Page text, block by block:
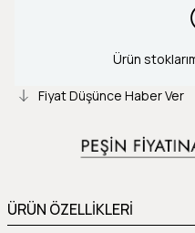
Ürün
Fiyat Düşünce Haber Ver
ÜRÜN ÖZELLİKLERİ